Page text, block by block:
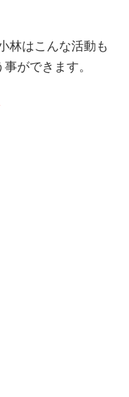
林はこんな活動も
ができます。